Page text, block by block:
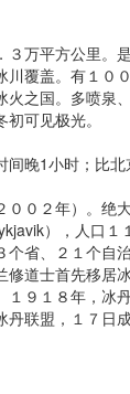
平方公里。是
川覆盖。有１
火之国。多喷泉
可见极光。
晚1小时；比北
２年）。绝大
），人口１
省、２１个自治
士首先移居冰
１９１８年，冰
丹联盟，１７日